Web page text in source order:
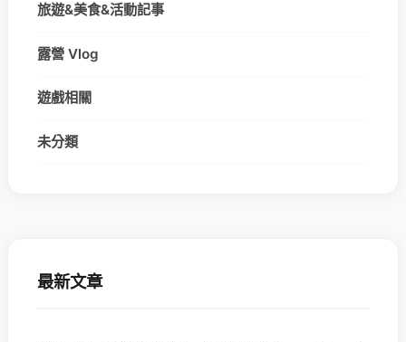
旅遊&美食&活動記事
露營 Vlog
遊戲相關
未分類
最新文章